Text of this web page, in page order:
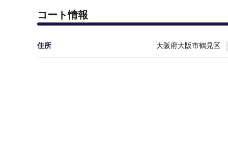
コート情報
住所 大阪府大阪市鶴見区